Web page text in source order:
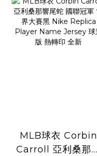
MLB球衣 Corbin
Carroll 亞利桑那響